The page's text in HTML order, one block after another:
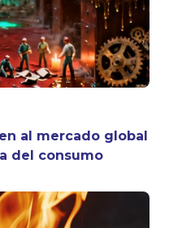
al mercado global
del consumo